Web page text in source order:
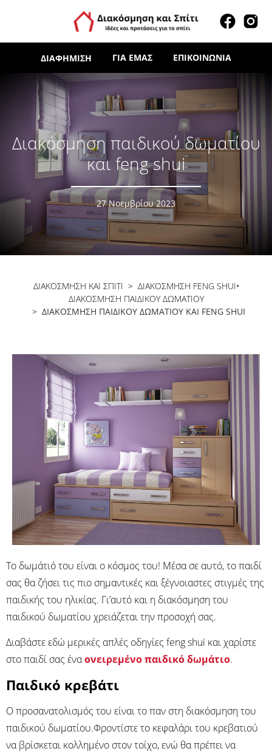
ΔΙΑΦΉΜΙΣΗ ΓΙΑ ΕΜΆΣ ΕΠΙΚΟΙΝΩΝΊΑ
Διακόσμηση παιδικού δωματίου
και feng shui
27 Νοεμβρίου 2023
ΔΙΑΚΟΣΜΗΣΗ ΚΑΙ ΣΠΙΤΙ > ΔΙΑΚΌΣΜΗΣΗ FENG SHUI•
ΔΙΑΚΌΣΜΗΣΗ ΠΑΙΔΙΚΟΎ ΔΩΜΑΤΊΟΥ
> ΔΙΑΚΌΣΜΗΣΗ ΠΑΙΔΙΚΟΎ ΔΩΜΑΤΊΟΥ ΚΑΙ FENG SHUI
Το δωμάτιό του είναι ο κόσμος του! Μέσα σε αυτό, το παιδί
σας θα ζήσει τις πιο σημαντικές και ξέγνοιαστες στιγμές της
παιδικής του ηλικίας. Γι’αυτό και η διακόσμηση του
παιδικού δωματίου χρειάζεται την προσοχή σας.
Διαβάστε εδώ μερικές απλές οδηγίες feng shui και χαρίστε
στο παιδί σας έναονειρεμένο παιδικό δωμάτιο.
Παιδικό κρεβάτι
Ο προσανατολισμός του είναι το παν στη διακόσμηση του
παιδικού δωματίου.Φροντίστε το κεφαλάρι του κρεβατιού
να βρίσκεται κολλημένο στον τοίχο, ενώ θα πρέπει να